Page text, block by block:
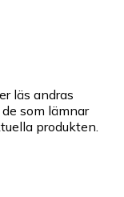
läs andras
som lämnar
produkten.